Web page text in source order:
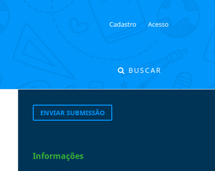
BUSCAR
Cadastro Acesso
ENVIAR SUBMISSÃO
Informações